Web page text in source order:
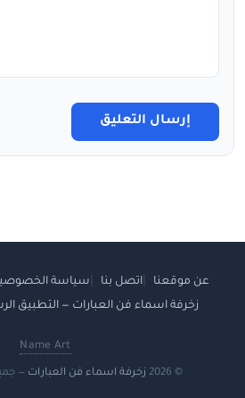
إرسال التعليق
عن موقعنا اتصل بنا سياسة
زخرفة اسماء فن العبارات — التطبيق
Name Art
© 2026 زخرفة اسماء فن العبارات —